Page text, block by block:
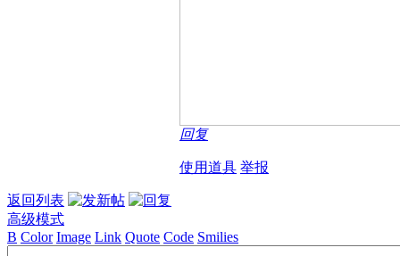
回复
使用道具 举报
返回列表
高级模式
B Color Image Link Quote Code Smilies